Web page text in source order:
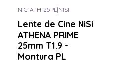
NIC-ATH-25PL |NISI
Lente de Cine NiSi
ATHENA PRIME
25mm T1.9 -
Montura PL